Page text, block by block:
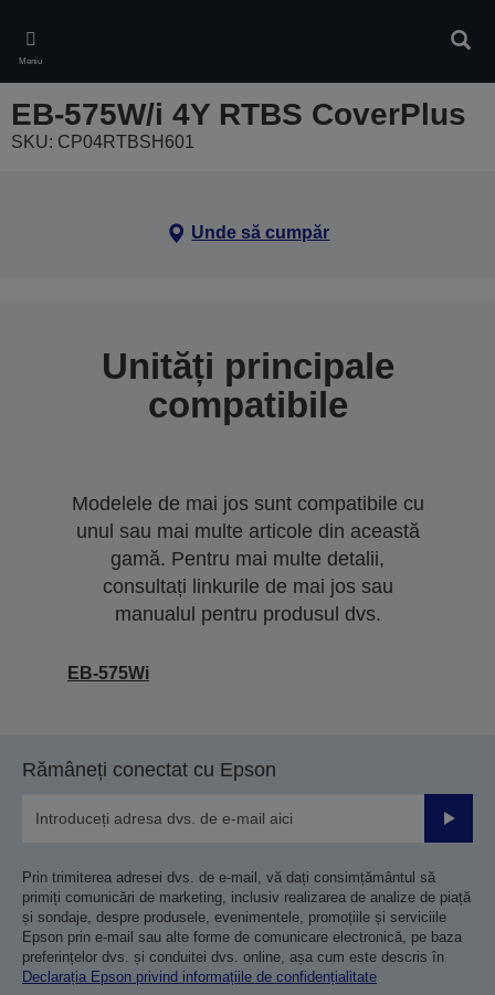
main
content
Meniu
EB-575W/i 4Y RTBS CoverPlus
SKU: CP04RTBSH601
Unde să cumpăr
Unități principale
compatibile
Modelele de mai jos sunt compatibile cu
unul sau mai multe articole din această
gamă. Pentru mai multe detalii,
consultați linkurile de mai jos sau
manualul pentru produsul dvs.
EB-575Wi
Rămâneți conectat cu Epson
Prin trimiterea adresei dvs. de e-mail, vă dați consimțământul să
primiți comunicări de marketing, inclusiv realizarea de analize de piață
și sondaje, despre produsele, evenimentele, promoțiile și serviciile
Epson prin e-mail sau alte forme de comunicare electronică, pe baza
preferințelor dvs. și conduitei dvs. online, așa cum este descris în
Declarația Epson privind informațiile de confidențialitate